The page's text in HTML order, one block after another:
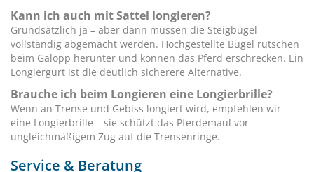
Kann ich auch mit Sattel longieren?
Grundsätzlich ja – aber dann müssen die Steigbügel
vollständig abgemacht werden. Hochgestellte Bügel rutschen
beim Galopp herunter und können das Pferd erschrecken. Ein
Longiergurt ist die deutlich sicherere Alternative.
Brauche ich beim Longieren eine Longierbrille?
Wenn an Trense und Gebiss longiert wird, empfehlen wir
eine Longierbrille – sie schützt das Pferdemaul vor
ungleichmäßigem Zug auf die Trensenringe.
Service & Beratung